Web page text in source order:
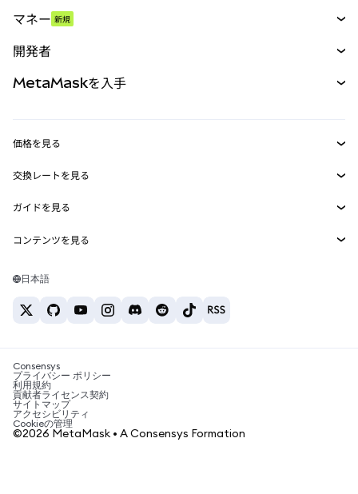
パーペチュアル
RWA
マネー 新規
開発者
MetaMask Connect
Snaps
Web3サービス
MetaMaskを入手
セキュリティ
サポート
キャリア
お問い合わせ
価格を見る
イーサリアムの価格
Solanaの価格
Tetherの価格
交換レートを見る
ETH→USD
USDT→INR
BTC→INR
ETH→USDT
ガイドを見る
ETHの購入
USDTの購入
SHIBの購入
BNBの購入
コンテンツを見る
Solanaウォレット
税制関連ニュース
暗号資産の購入方法は？
ビットコインを売るには？
日本語
Consensys
プライバシー ポリシー
利用規約
貢献者ライセンス契約
サイトマップ
アクセシビリティ
Cookieの管理
©2026 MetaMask • A Consensys Formation